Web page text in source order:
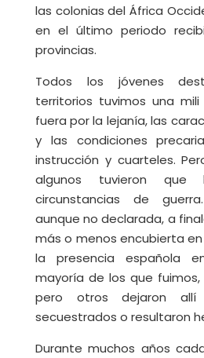
las colonias del África
en el último periodo
provincias.
Todos los jóvenes
territorios tuvimos una
fuera por la lejanía, las
y las condiciones
instrucción y cuarteles.
algunos tuvieron
circunstancias de
aunque no declarada, a
más o menos encubierta
la presencia española
mayoría de los que fuimos,
pero otros dejaron
secuestrados o resultaron
Durante muchos años